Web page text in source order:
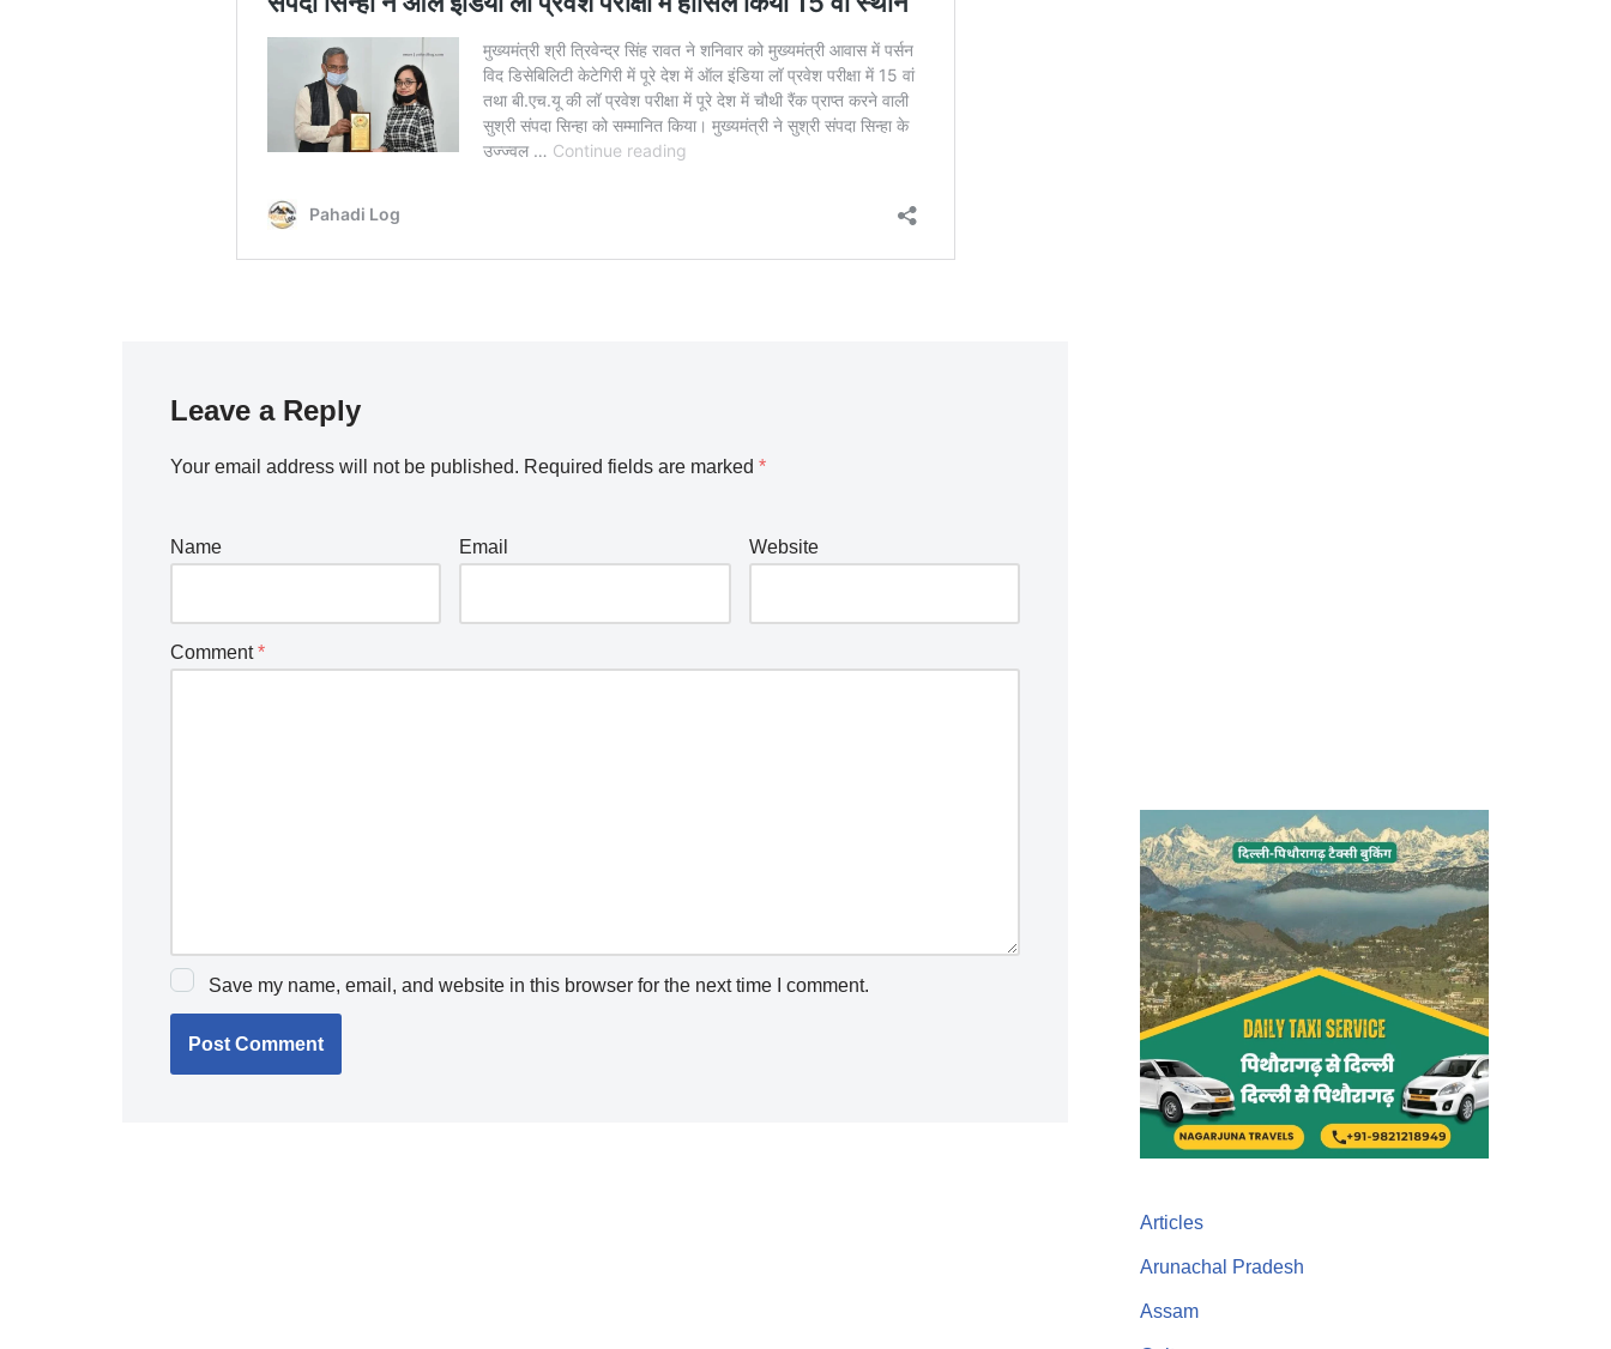
Leave a Reply
Your email address will not be published. Required fields are marked *
Name Email Website
Comment*
Save my name, email, and website in this browser for the next time I comment.
Articles
Arunachal Pradesh
Assam